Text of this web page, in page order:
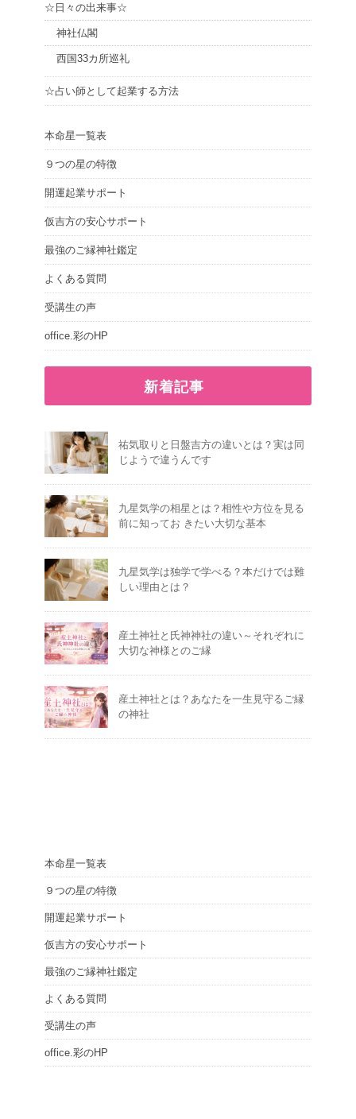
☆日々の出来事☆
神社仏閣
西国33カ所巡礼
☆占い師として起業する方法
本命星一覧表
９つの星の特徴
開運起業サポート
仮吉方の安心サポート
最強のご縁神社鑑定
よくある質問
受講生の声
office.彩のHP
新着記事
祐気取りと日盤吉方の違いとは？実は同
じようで違うんです
九星気学の相星とは？相性や方位を見る
前に知ってお きたい大切な基本
九星気学は独学で学べる？本だけでは難
しい理由とは？
産土神社と氏神神社の違い～それぞれに
大切な神様とのご縁
産土神社とは？あなたを一生見守るご縁
の神社
本命星一覧表
９つの星の特徴
開運起業サポート
仮吉方の安心サポート
最強のご縁神社鑑定
よくある質問
受講生の声
office.彩のHP